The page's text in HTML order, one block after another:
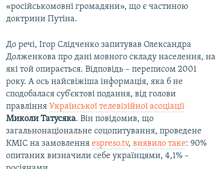
«російськомовні громадяни», що є частиною
доктрини Путіна.
До речі, Ігор Слідченко запитував Олександра
Долженкова про дані мовного складу населення, на
які той опирається. Відповідь – переписом 2001
року. А ось найсвіжіша інформація, яка б не
сподобалася суб’єктові подання, від голови
правління Української телевізійної асоціації
Миколи Татусяка. Він повідомив, що
загальнонаціональне соцопитування, проведене
КМІС на замовлення espreso.tv, виявило таке: 90%
опитаних визначили себе українцями, 4,1% –